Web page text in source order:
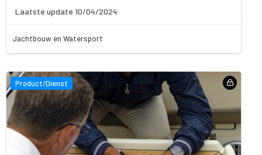
Laatste update 10/04/2024
Jachtbouw en Watersport
Product/Dienst